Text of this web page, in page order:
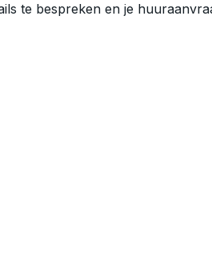
te bespreken en je